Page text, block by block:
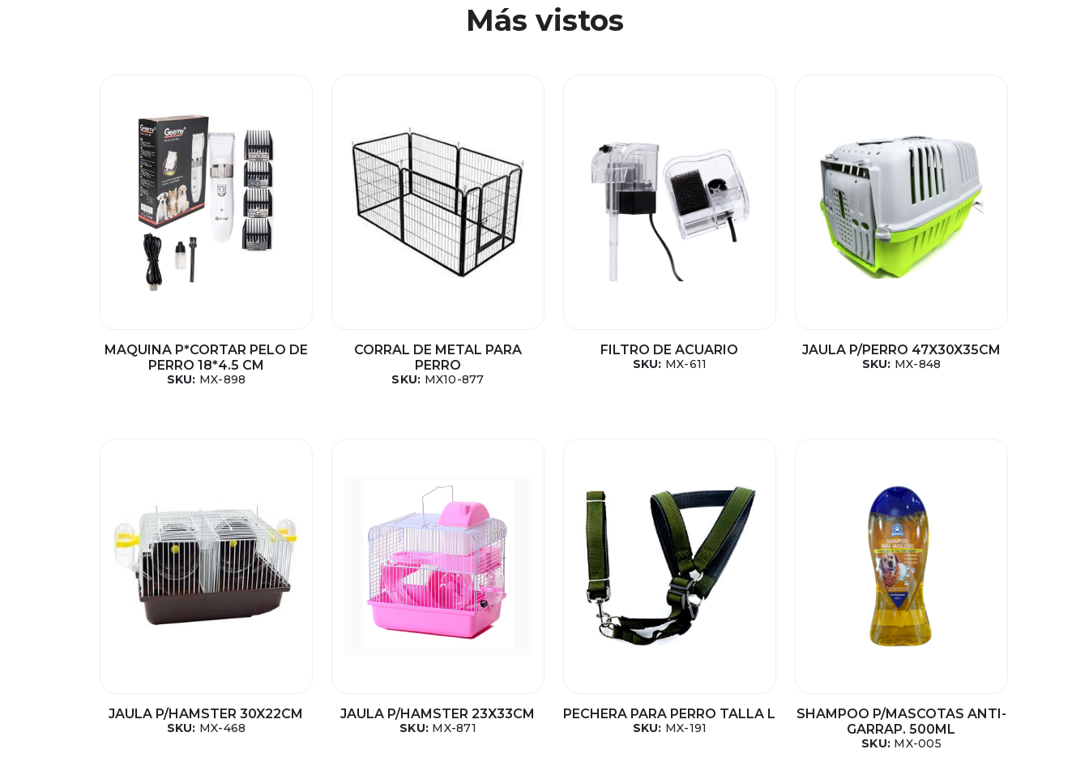
Más vistos
MAQUINA P*CORTAR PELO DE
PERRO 18*4.5 CM
SKU: MX-898
CORRAL DE METAL PARA
PERRO
SKU: MX10-877
FILTRO DE ACUARIO
SKU: MX-611
JAULA P/PERRO 47X30X35CM
SKU: MX-848
JAULA P/HAMSTER 30X22CM
SKU: MX-468
JAULA P/HAMSTER 23X33CM
SKU: MX-871
PECHERA PARA PERRO TALLA L
SKU: MX-191
SHAMPOO P/MASCOTAS ANTI-
GARRAP. 500ML
SKU: MX-005